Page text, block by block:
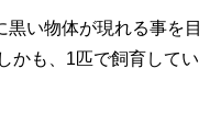
い物体が現れる事を目
かも、1匹で飼育してい